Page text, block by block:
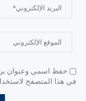
حفظ اسمي وعنوان
في هذا المتصفح